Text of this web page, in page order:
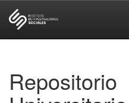
Repositorio